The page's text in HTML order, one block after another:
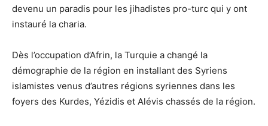
devenu un paradis pour les jihadistes pro-turc qui y ont
instauré la charia.
Dès l’occupation d’Afrin, la Turquie a changé la
démographie de la région en installant des Syriens
islamistes venus d’autres régions syriennes dans les
foyers des Kurdes, Yézidis et Alévis chassés de la région.